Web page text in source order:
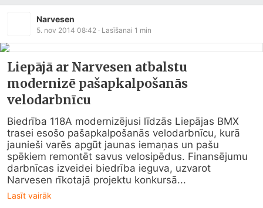
Narvesen
5. nov 2014 08:42 · Lasīšanai 1 min
Liepājā ar Narvesen atbalstu
modernizē pašapkalpošanās
velodarbnīcu
Biedrība 118A modernizējusi līdzās Liepājas BMX
trasei esošo pašapkalpošanās velodarbnīcu, kurā
jaunieši varēs apgūt jaunas iemaņas un pašu
spēkiem remontēt savus velosipēdus. Finansējumu
darbnīcas izveidei biedrība ieguva, uzvarot
Narvesen rīkotajā projektu konkursā...
Lasīt vairāk